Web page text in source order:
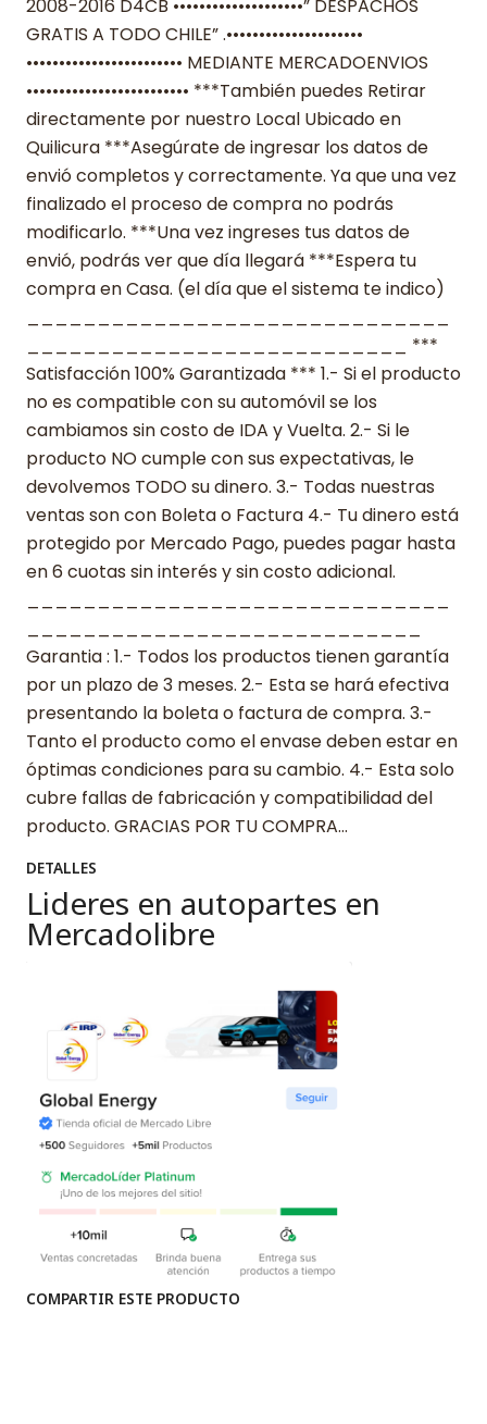
2008-2016 D4CB ••••••••••••••••••••” DESPACHOS
GRATIS A TODO CHILE” .•••••••••••••••••••••
•••••••••••••••••••••••• MEDIANTE MERCADOENVIOS
••••••••••••••••••••••••• ***También puedes Retirar
directamente por nuestro Local Ubicado en
Quilicura ***Asegúrate de ingresar los datos de
envió completos y correctamente. Ya que una vez
finalizado el proceso de compra no podrás
modificarlo. ***Una vez ingreses tus datos de
envió, podrás ver que día llegará ***Espera tu
compra en Casa. (el día que el sistema te indico)
___________________________ ***
Satisfacción 100% Garantizada *** 1.- Si el producto
no es compatible con su automóvil se los
cambiamos sin costo de IDA y Vuelta. 2.- Si le
producto NO cumple con sus expectativas, le
devolvemos TODO su dinero. 3.- Todas nuestras
ventas son con Boleta o Factura 4.- Tu dinero está
protegido por Mercado Pago, puedes pagar hasta
en 6 cuotas sin interés y sin costo adicional.
Garantia : 1.- Todos los productos tienen garantía
por un plazo de 3 meses. 2.- Esta se hará efectiva
presentando la boleta o factura de compra. 3.-
Tanto el producto como el envase deben estar en
óptimas condiciones para su cambio. 4.- Esta solo
cubre fallas de fabricación y compatibilidad del
producto. GRACIAS POR TU COMPRA…
DETALLES
Lideres en autopartes en
Mercadolibre
COMPARTIR ESTE PRODUCTO